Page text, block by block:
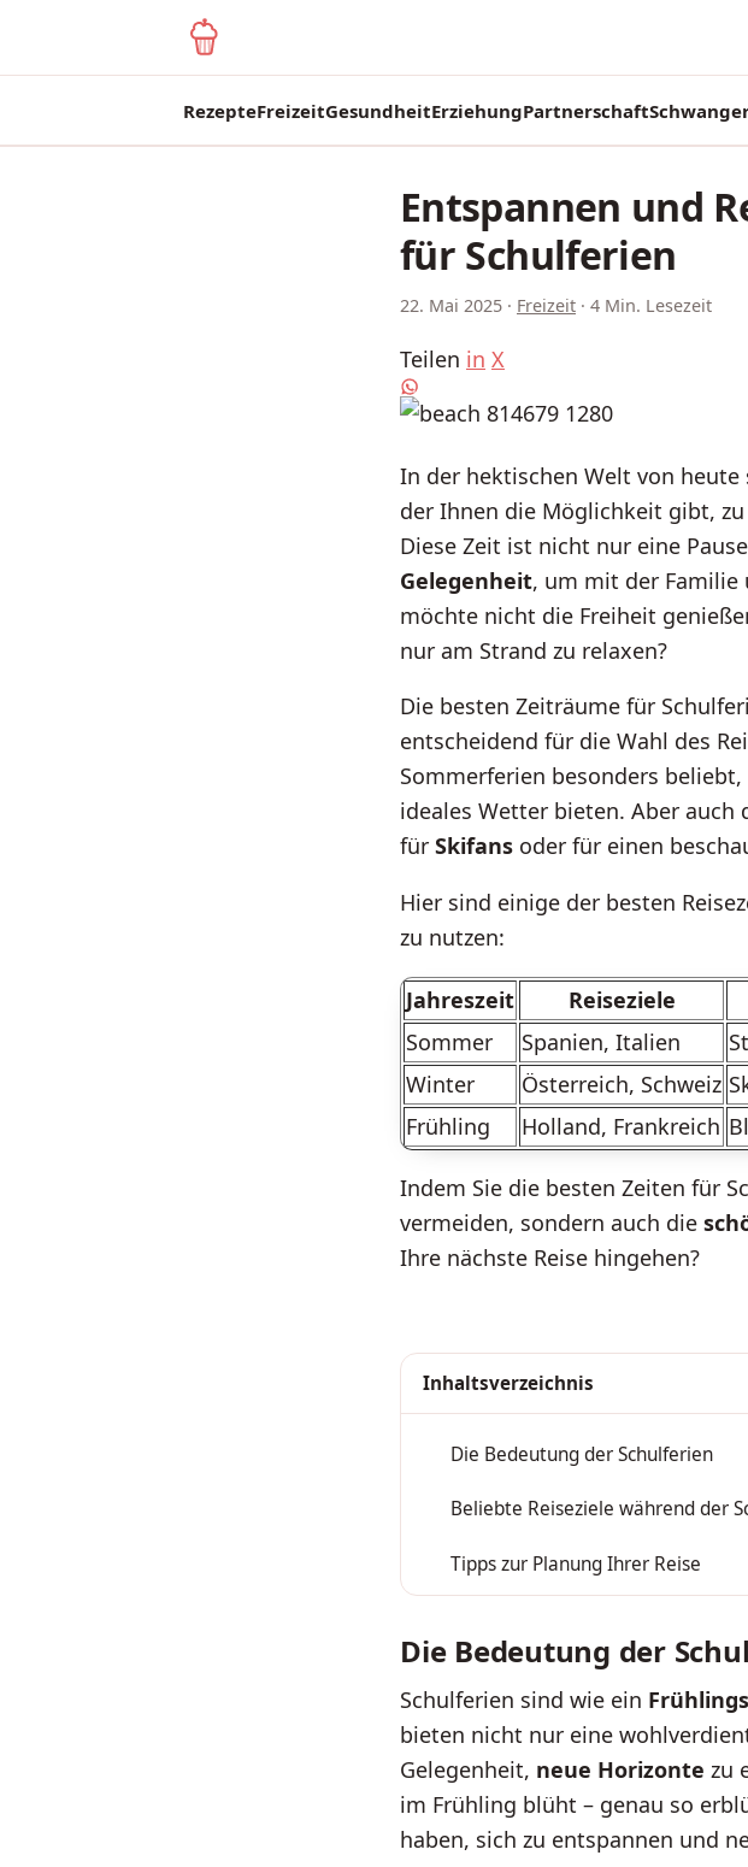
RezepteFreizeitGesundheitErziehungPartnerschaft
Entspannen und
für Schulferien
22. Mai 2025 · Freizeit · 4 Min. Lesezeit
Teilen in X
In der hektischen Welt von heute
der Ihnen die Möglichkeit gibt,
Diese Zeit ist nicht nur eine
Gelegenheit, um mit der Familie
möchte nicht die Freiheit
nur am Strand zu relaxen?
Die besten Zeiträume für
entscheidend für die Wahl des
Sommerferien besonders
ideales Wetter bieten. Aber auch
für Skifans oder für einen
Hier sind einige der besten
zu nutzen:
Jahreszeit Reiseziele
Sommer
Spanien, Italien
Winter
Österreich, Schweiz
Frühling
Holland, Frankreich
Indem Sie die besten Zeiten für
vermeiden, sondern auch die
Ihre nächste Reise hingehen?
Inhaltsverzeichnis
Die Bedeutung der Schulferien
Beliebte Reiseziele während der
Tipps zur Planung Ihrer Reise
Die Bedeutung der
Schulferien sind wie ein
bieten nicht nur eine
Gelegenheit, neue Horizonte zu
im Frühling blüht – genau so
haben, sich zu entspannen und